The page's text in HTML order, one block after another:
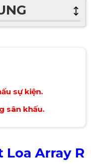
sự kiện.
sân khấu.
Array R